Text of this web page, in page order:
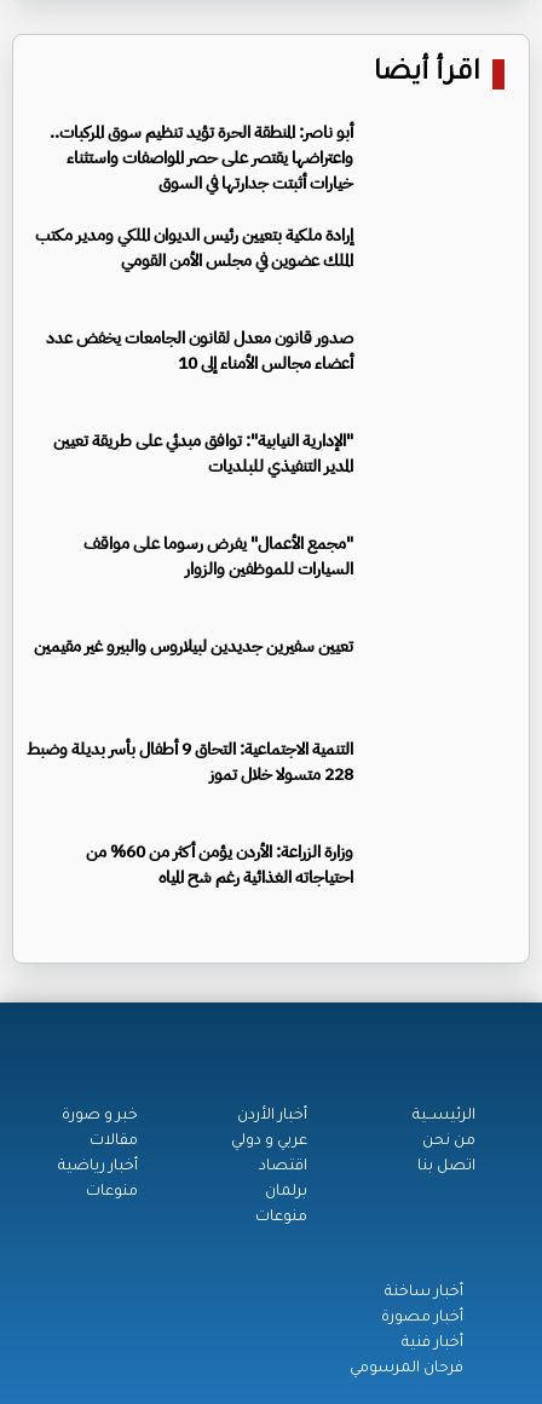
اقرأ أيضا
أبو ناصر: المنطقة الحرة تؤيد تنظيم سوق المركبات..
واعتراضها يقتصر على حصر المواصفات واستثناء
خيارات أثبتت جدارتها في السوق
إرادة ملكية بتعيين رئيس الديوان الملكي ومدير مكتب
الملك عضوين في مجلس الأمن القومي
صدور قانون معدل لقانون الجامعات يخفض عدد
أعضاء مجالس الأمناء إلى 10
"الإدارية النيابية": توافق مبدئي على طريقة تعيين
المدير التنفيذي للبلديات
"مجمع الأعمال" يفرض رسوما على مواقف
السيارات للموظفين والزوار
تعيين سفيرين جديدين لبيلاروس والبيرو غير مقيمين
‏التنمية الاجتماعية: التحاق 9 أطفال بأسر بديلة وضبط
228 متسولا خلال تموز
وزارة الزراعة: الأردن يؤمن أكثر من 60% من
احتياجاته الغذائية رغم شح المياه
الرئيســية
من نحن
اتصل بنا
أخبار الأردن
عربي و دولي
اقتصاد
برلمان
منوعات
خبر و صورة
مقالات
أخبار رياضية
منوعات
أخبار ساخنة
أخبار مصورة
أخبار فنية
فرحان المرسومي